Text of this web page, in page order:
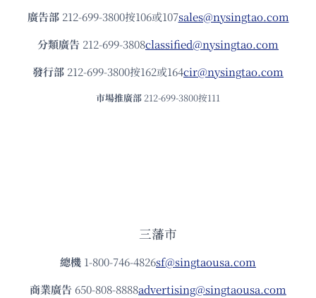
廣告部212-699-3800按106或107sales@nysingtao.com
分類廣告 212-699-3808classified@nysingtao.com
發⾏部 212-699-3800按162或164cir@nysingtao.com
市場推廣部 212-699-3800按111
三藩市
總機 1-800-746-4826sf@singtaousa.com
商業廣告 650-808-8888advertising@singtaousa.com